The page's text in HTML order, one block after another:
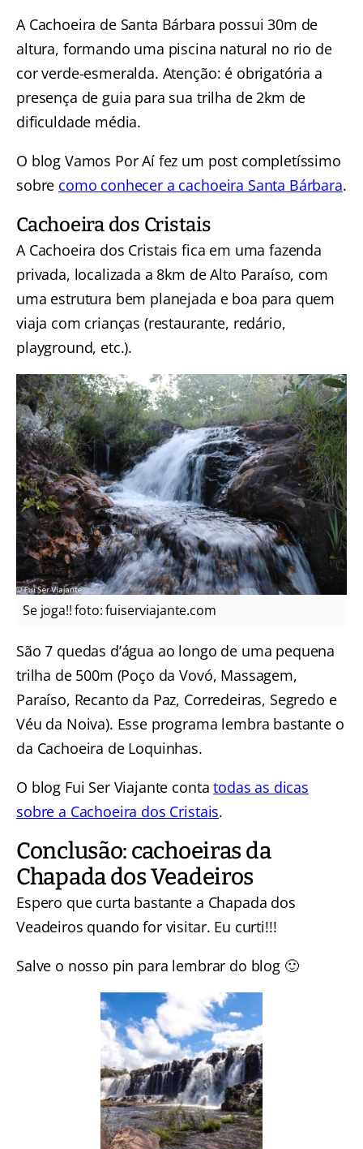
A Cachoeira de Santa Bárbara possui 30m de
altura, formando uma piscina natural no rio de
cor verde-esmeralda. Atenção: é obrigatória a
presença de guia para sua trilha de 2km de
dificuldade média.
O blog Vamos Por Aí fez um post completíssimo
sobre como conhecer a cachoeira Santa Bárbara.
Cachoeira dos Cristais
A Cachoeira dos Cristais fica em uma fazenda
privada, localizada a 8km de Alto Paraíso, com
uma estrutura bem planejada e boa para quem
viaja com crianças (restaurante, redário,
playground, etc.).
Se joga!! foto: fuiserviajante.com
São 7 quedas d’água ao longo de uma pequena
trilha de 500m (Poço da Vovó, Massagem,
Paraíso, Recanto da Paz, Corredeiras, Segredo e
Véu da Noiva). Esse programa lembra bastante o
da Cachoeira de Loquinhas.
O blog Fui Ser Viajante contatodas as dicas
sobre a Cachoeira dos Cristais.
Conclusão: cachoeiras da
Chapada dos Veadeiros
Espero que curta bastante a Chapada dos
Veadeiros quando for visitar. Eu curti!!!
Salve o nosso pin para lembrar do blog 🙂